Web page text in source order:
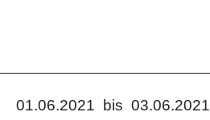
01.06.2021 bis 03.06.2021